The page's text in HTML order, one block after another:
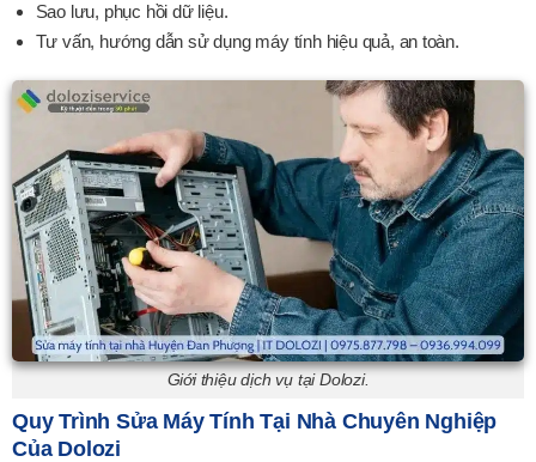
Sao lưu, phục hồi dữ liệu.
Tư vấn, hướng dẫn sử dụng máy tính hiệu quả, an toàn.
Giới thiệu dịch vụ tại Dolozi.
Quy Trình Sửa Máy Tính Tại Nhà Chuyên Nghiệp
Của Dolozi